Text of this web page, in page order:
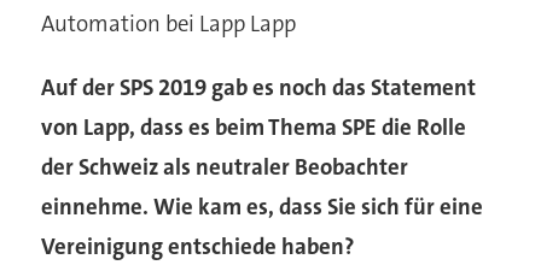
Automation bei Lapp Lapp
Auf der SPS 2019 gab es noch das Statement
von Lapp, dass es beim Thema SPE die Rolle
der Schweiz als neutraler Beobachter
einnehme. Wie kam es, dass Sie sich für eine
Vereinigung entschiede haben?